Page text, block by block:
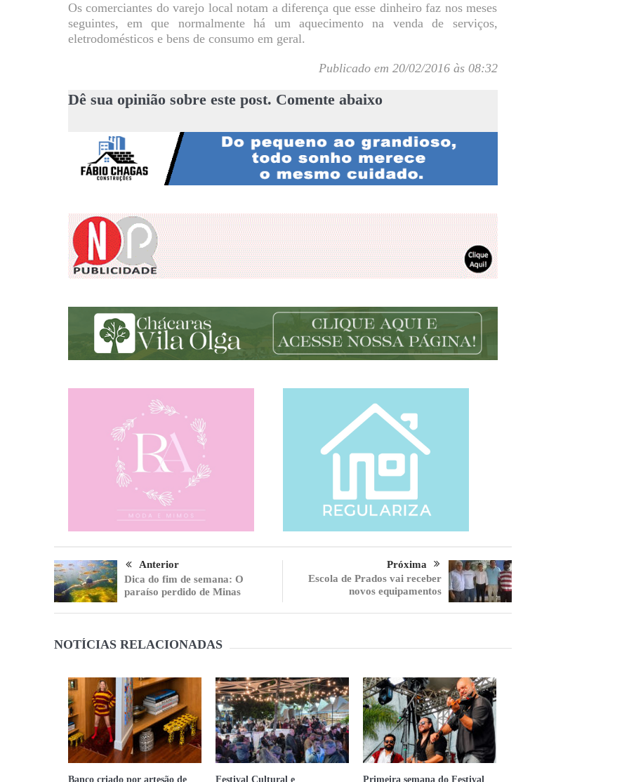
Os comerciantes do varejo local notam a diferença que esse dinheiro faz nos meses
seguintes, em que normalmente há um aquecimento na venda de serviços,
eletrodomésticos e bens de consumo em geral.
Publicado em 20/02/2016 às 08:32
Dê sua opinião sobre este post. Comente abaixo
Anterior
Dica do fim de semana: O
paraíso perdido de Minas
Próxima
Escola de Prados vai receber
novos equipamentos
NOTÍCIAS RELACIONADAS
Banco criado por artesão de Festival Cultural e Primeira semana do Festival